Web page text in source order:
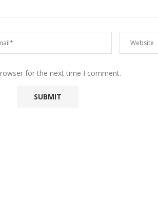
for the next time I comment.